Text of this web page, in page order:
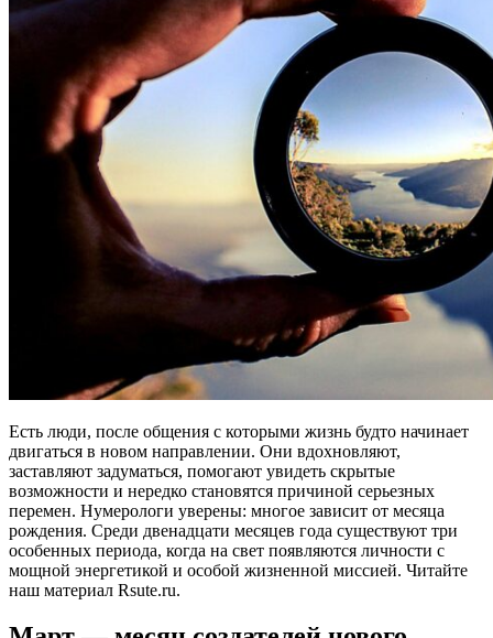
Есть люди, после общения с которыми жизнь будто начинает
двигаться в новом направлении. Они вдохновляют,
заставляют задуматься, помогают увидеть скрытые
возможности и нередко становятся причиной серьезных
перемен. Нумерологи уверены: многое зависит от месяца
рождения. Среди двенадцати месяцев года существуют три
особенных периода, когда на свет появляются личности с
мощной энергетикой и особой жизненной миссией. Читайте
наш материал Rsute.ru.